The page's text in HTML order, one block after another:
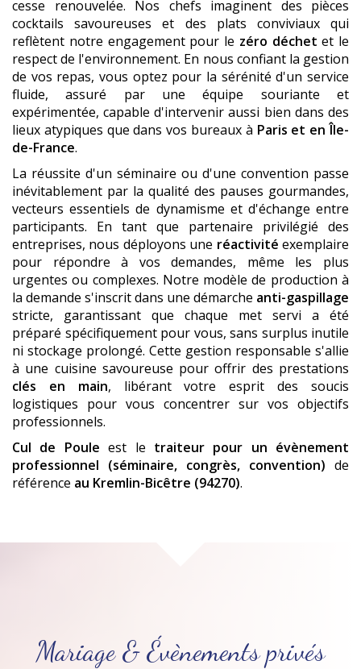
cesse renouvelée. Nos chefs imaginent des pièces
cocktails savoureuses et des plats conviviaux qui
reflètent notre engagement pour le zéro déchet et le
respect de l'environnement. En nous confiant la gestion
de vos repas, vous optez pour la sérénité d'un service
fluide, assuré par une équipe souriante et
expérimentée, capable d'intervenir aussi bien dans des
lieux atypiques que dans vos bureaux à Paris et en Île-
de-France.
La réussite d'un séminaire ou d'une convention passe
inévitablement par la qualité des pauses gourmandes,
vecteurs essentiels de dynamisme et d'échange entre
participants. En tant que partenaire privilégié des
entreprises, nous déployons une réactivité exemplaire
pour répondre à vos demandes, même les plus
urgentes ou complexes. Notre modèle de production à
la demande s'inscrit dans une démarche anti-gaspillage
stricte, garantissant que chaque met servi a été
préparé spécifiquement pour vous, sans surplus inutile
ni stockage prolongé. Cette gestion responsable s'allie
à une cuisine savoureuse pour offrir des prestations
clés en main, libérant votre esprit des soucis
logistiques pour vous concentrer sur vos objectifs
professionnels.
Cul de Poule est le traiteur pour un évènement
professionnel (séminaire, congrès, convention) de
référence au Kremlin-Bicêtre (94270).
Mariage & Évènements privés